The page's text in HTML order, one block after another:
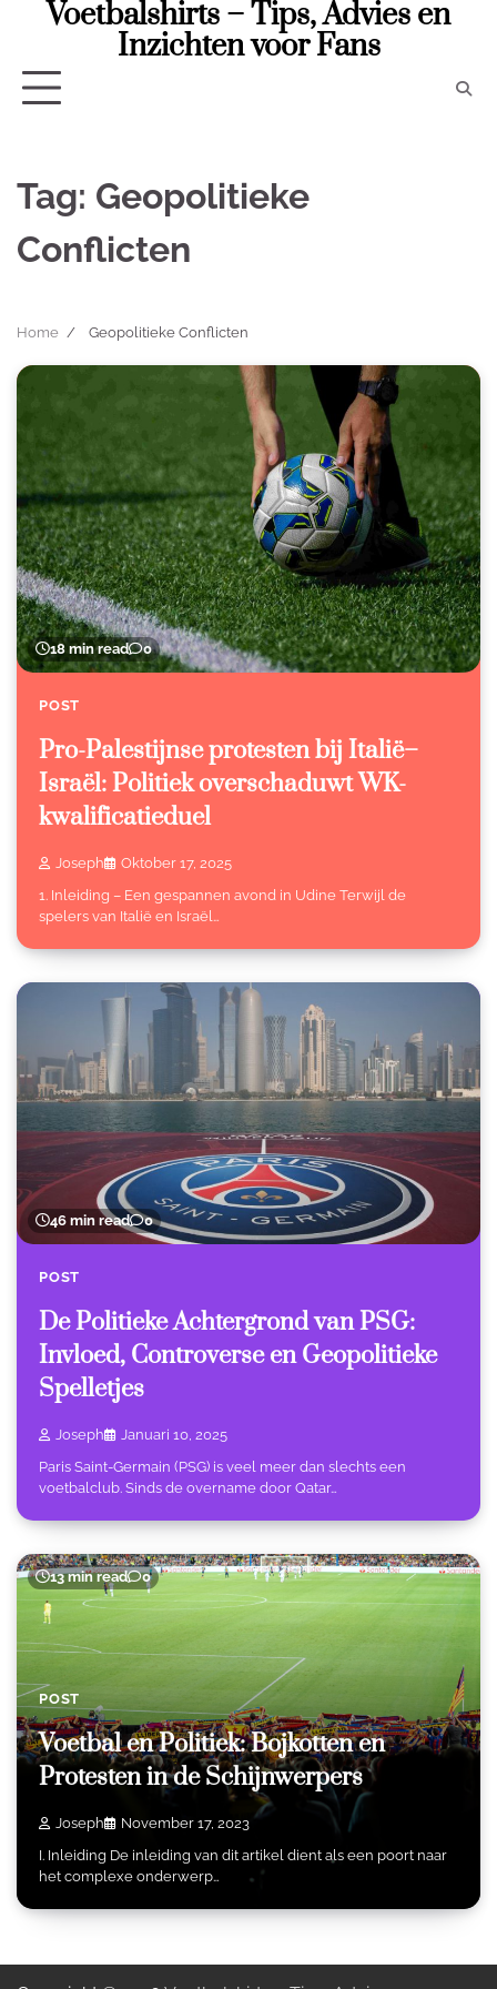
Voetbalshirts – Tips, Advies en
Inzichten voor Fans
Tag: Geopolitieke
Conflicten
Home Geopolitieke Conflicten
18 min read 0
POST
Pro-Palestijnse protesten bij Italië–
Israël: Politiek overschaduwt WK-
kwalificatieduel
Joseph
Oktober 17, 2025
1. Inleiding – Een gespannen avond in Udine Terwijl de
spelers van Italië en Israël…
46 min read 0
POST
De Politieke Achtergrond van PSG:
Invloed, Controverse en Geopolitieke
Spelletjes
Joseph
Januari 10, 2025
Paris Saint-Germain (PSG) is veel meer dan slechts een
voetbalclub. Sinds de overname door Qatar…
13 min read 0
POST
Voetbal en Politiek: Bojkotten en
Protesten in de Schijnwerpers
Joseph
November 17, 2023
I. Inleiding De inleiding van dit artikel dient als een poort naar
het complexe onderwerp…